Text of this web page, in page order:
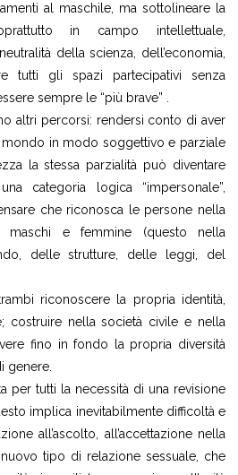
al maschile, ma sottolineare la
in campo intellettuale,
della scienza, dell’economia,
tutti gli spazi partecipativi senza
sempre le “più brave” .
altri percorsi: rendersi conto di aver
mondo in modo soggettivo e parziale
la stessa parzialità può diventare
categoria logica “impersonale”,
che riconosca le persone nella
maschi e femmine (questo nella
delle strutture, delle leggi, del
riconoscere la propria identità,
costruire nella società civile e nella
fino in fondo la propria diversità
genere.
per tutti la necessità di una revisione
implica inevitabilmente difficoltà e
all’ascolto, all’accettazione nella
tipo di relazione sessuale, che